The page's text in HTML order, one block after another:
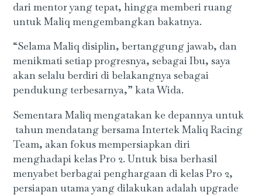
dari mentor yang tepat, hingga memberi ruang
untuk Maliq mengembangkan bakatnya.
“Selama Maliq disiplin, bertanggung jawab, dan
menikmati setiap progresnya, sebagai Ibu, saya
akan selalu berdiri di belakangnya sebagai
pendukung terbesarnya,” kata Wida.
Sementara Maliq mengatakan ke depannya untuk
tahun mendatang bersama Intertek Maliq Racing
Team, akan fokus mempersiapkan diri
menghadapi kelas Pro 2. Untuk bisa berhasil
menyabet berbagai penghargaan di kelas Pro 2,
persiapan utama yang dilakukan adalah upgrade